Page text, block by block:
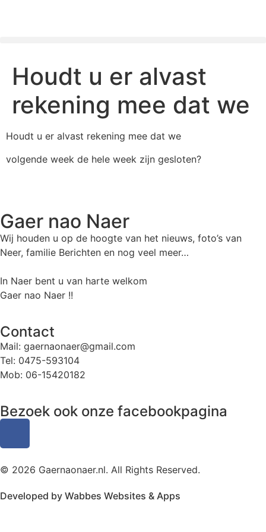
Houdt u er alvast
rekening mee dat we
Houdt u er alvast rekening mee dat we
volgende week de hele week zijn gesloten?
Gaer nao Naer
Wij houden u op de hoogte van het nieuws, foto’s van
Neer, familie Berichten en nog veel meer…
In Naer bent u van harte welkom
Gaer nao Naer !!
Contact
Mail: gaernaonaer@gmail.com
Tel: 0475-593104
Mob: 06-15420182
Bezoek ook onze facebookpagina
© 2026 Gaernaonaer.nl. All Rights Reserved.
Developed by Wabbes Websites & Apps